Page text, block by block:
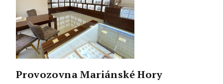
Provozovna Mariánské Hory